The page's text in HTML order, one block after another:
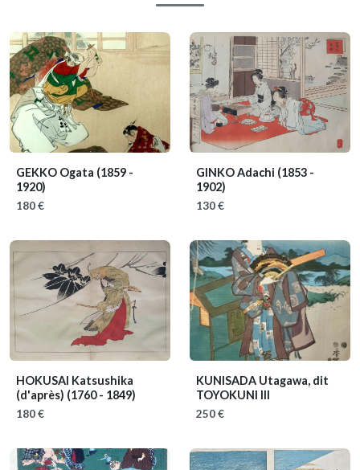
GEKKO Ogata (1859 -
1920)
180 €
GINKO Adachi (1853 -
1902)
130 €
HOKUSAI Katsushika
(d'après) (1760 - 1849)
180 €
KUNISADA Utagawa, dit
TOYOKUNI III
250 €